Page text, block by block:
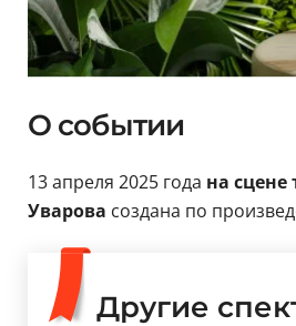
О событии
13 апреля 2025 года на сцене
Уварова создана по
Другие